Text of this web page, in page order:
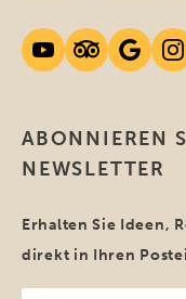
ABONNIEREN
NEWSLETTER
Erhalten Sie Ideen,
direkt in Ihren